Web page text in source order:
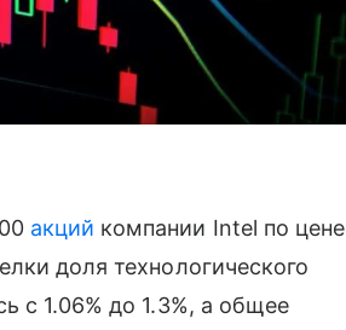
акций компании Intel по цене
доля технологического
с 1.06% до 1.3%, а общее